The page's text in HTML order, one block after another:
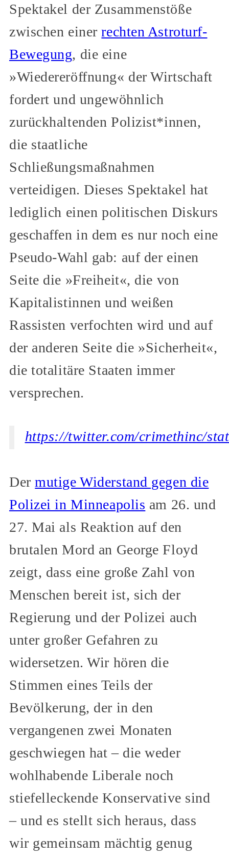
Spektakel der Zusammenstöße
zwischen einerrechten Astroturf-
Bewegung, die eine
»Wiedereröffnung« der Wirtschaft
fordert und ungewöhnlich
zurückhaltenden Polizist*innen,
die staatliche
Schließungsmaßnahmen
verteidigen. Dieses Spektakel hat
lediglich einen politischen Diskurs
geschaffen in dem es nur noch eine
Pseudo-Wahl gab: auf der einen
Seite die »Freiheit«, die von
Kapitalistinnen und weißen
Rassisten verfochten wird und auf
der anderen Seite die »Sicherheit«,
die totalitäre Staaten immer
versprechen.
https://twitter.com/crimethinc/
Dermutige Widerstand gegen die
Polizei in Minneapolis am 26. und
27. Mai als Reaktion auf den
brutalen Mord an George Floyd
zeigt, dass eine große Zahl von
Menschen bereit ist, sich der
Regierung und der Polizei auch
unter großer Gefahren zu
widersetzen. Wir hören die
Stimmen eines Teils der
Bevölkerung, der in den
vergangenen zwei Monaten
geschwiegen hat – die weder
wohlhabende Liberale noch
stiefelleckende Konservative sind
– und es stellt sich heraus, dass
wir gemeinsam mächtig genug